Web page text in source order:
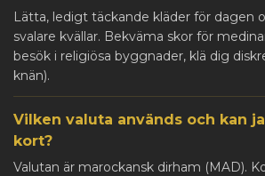
Lätta, ledigt täckande kläder för dagen
svalare kvällar. Bekväma skor för
besök i religiösa byggnader, klä dig
knän).
Vilken valuta används och kan
kort?
Valutan är marockansk dirham (MAD).